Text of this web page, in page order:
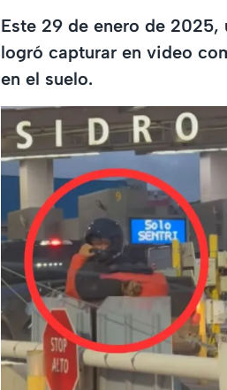
Este 29 de enero de 2025,
logró capturar en video
en el suelo.